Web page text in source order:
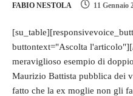
FABIO NESTOLA 11 Gennaio
buttontext="Ascolta
meraviglioso esempio di
Maurizio Battista pubblica dei
fatto che la ex moglie non gli